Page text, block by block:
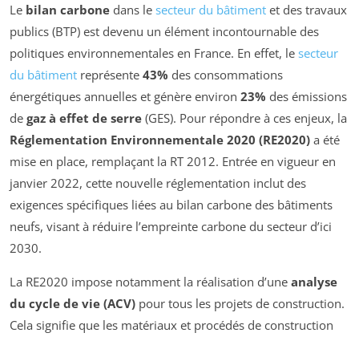
Le bilan carbone dans le secteur du bâtiment et des travaux
publics (BTP) est devenu un élément incontournable des
politiques environnementales en France. En effet, le secteur
du bâtiment représente 43% des consommations
énergétiques annuelles et génère environ 23% des émissions
de gaz à effet de serre (GES). Pour répondre à ces enjeux, la
Réglementation Environnementale 2020 (RE2020) a été
mise en place, remplaçant la RT 2012. Entrée en vigueur en
janvier 2022, cette nouvelle réglementation inclut des
exigences spécifiques liées au bilan carbone des bâtiments
neufs, visant à réduire l’empreinte carbone du secteur d’ici
2030.
La RE2020 impose notamment la réalisation d’une analyse
du cycle de vie (ACV) pour tous les projets de construction.
Cela signifie que les matériaux et procédés de construction